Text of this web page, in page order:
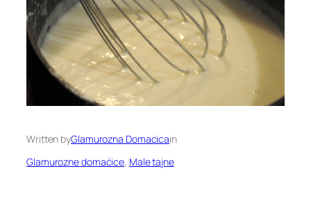
Written byGlamurozna Domacicain
Glamurozne domaćice, Male tajne